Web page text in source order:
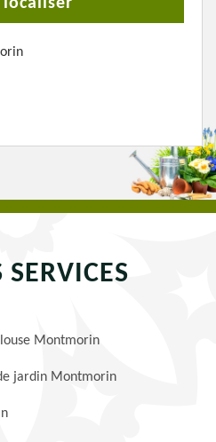
localiser
SERVICES
Montmorin
jardin Montmorin